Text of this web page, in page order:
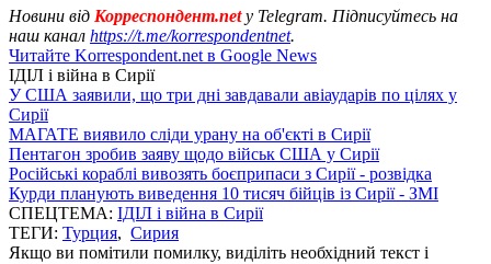
Новини від Корреспондент.net у Telegram. Підписуйтесь на
наш канал https://t.me/korrespondentnet.
Читайте Korrespondent.net в Google News
ІДІЛ і війна в Сирії
У США заявили, що три дні завдавали авіаударів по цілях у
Сирії
МАГАТЕ виявило сліди урану на об'єкті в Сирії
Пентагон зробив заяву щодо військ США у Сирії
Російські кораблі вивозять боєприпаси з Сирії - розвідка
Курди планують виведення 10 тисяч бійців із Сирії - ЗМІ
СПЕЦТЕМА: ІДІЛ і війна в Сирії
ТЕГИ: Турция, Сирия
Якщо ви помітили помилку, виділіть необхідний текст і